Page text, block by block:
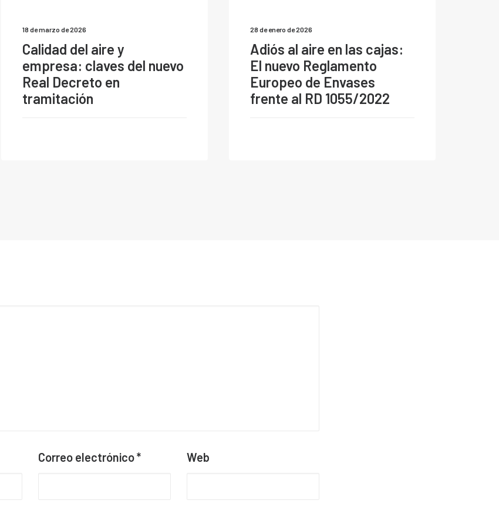
18 de marzo de 2026
Calidad del aire y
empresa: claves del nuevo
Real Decreto en
tramitación
28 de enero de 2026
Adiós al aire en las cajas:
El nuevo Reglamento
Europeo de Envases
frente al RD 1055/2022
Correo electrónico* Web